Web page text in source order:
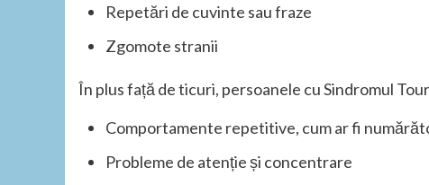
Repetări de cuvinte sau fraze
Zgomote stranii
În plus față de ticuri, persoanele cu Sindromul
Comportamente repetitive, cum ar fi
Probleme de atenție și concentrare